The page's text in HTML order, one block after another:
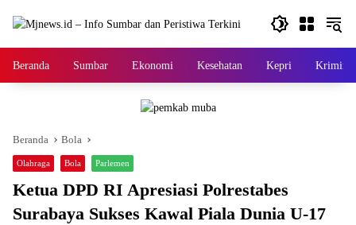
Beranda Sumbar Ekonomi Kesehatan Kepri
Beranda Bola
Olahraga Bola Parlemen
Ketua DPD RI Apresiasi Polrestabes
Surabaya Sukses Kawal Piala Dunia U-17